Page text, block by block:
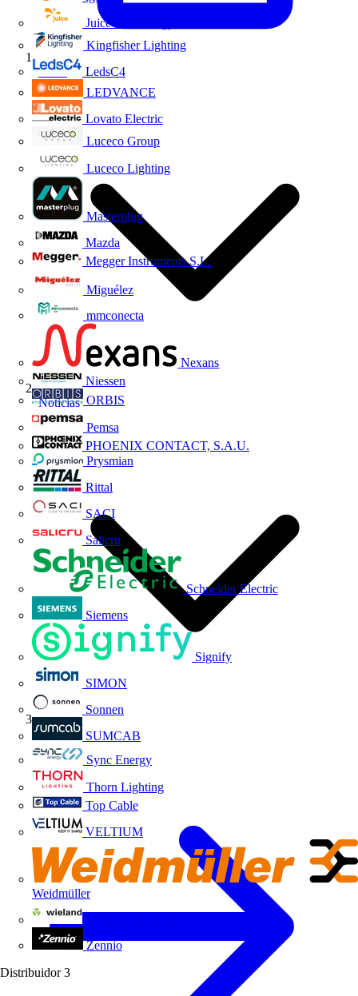
Juice Technology
Kingfisher Lighting
LedsC4
LEDVANCE
Lovato Electric
Luceco Group
Luceco Lighting
Masterplug
Mazda
Megger Instruments S.L.
Miguélez
mmconecta
Nexans
Niessen
ORBIS
Pemsa
PHOENIX CONTACT, S.A.U.
Prysmian
Rittal
SACI
Salicru
Schneider Electric
Siemens
Signify
SIMON
Sonnen
SUMCAB
Sync Energy
Thorn Lighting
Top Cable
VELTIUM
Weidmüller
Zennio
Distribuidor 3
Inicio
Noticias
Volti TV